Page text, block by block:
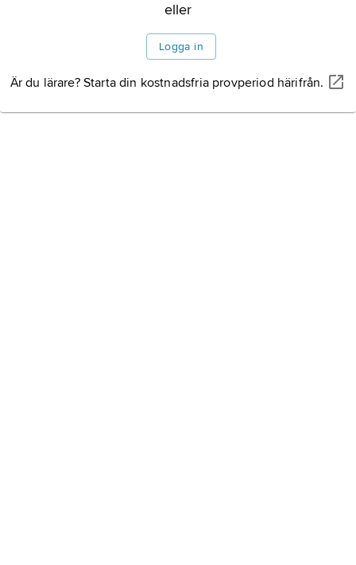
eller
Logga in
Är du lärare? Starta din kostnadsfria provperiod härifrån.